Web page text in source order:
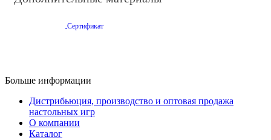
Сертификат
Больше информации
Дистрибьюция, производство и оптовая продажа
настольных игр
О компании
Каталог